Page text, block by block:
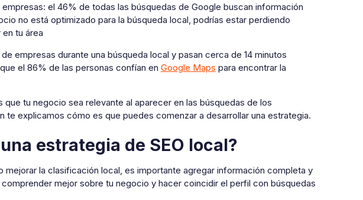
el 46% de todas las búsquedas de Google buscan información
no está optimizado para la búsqueda local, podrías estar perdiendo
tu área
empresas durante una búsqueda local y pasan cerca de 14 minutos
el 86% de las personas confían en Google Maps para encontrar la
que tu negocio sea relevante al aparecer en las búsquedas de los
te explicamos cómo es que puedes comenzar a desarrollar una estrategia.
estrategia de SEO local?
la clasificación local, es importante agregar información completa y
mejor sobre tu negocio y hacer coincidir el perfil con búsquedas